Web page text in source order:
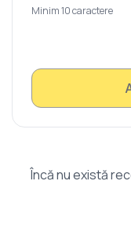
Minim 10 caractere
Încă nu există